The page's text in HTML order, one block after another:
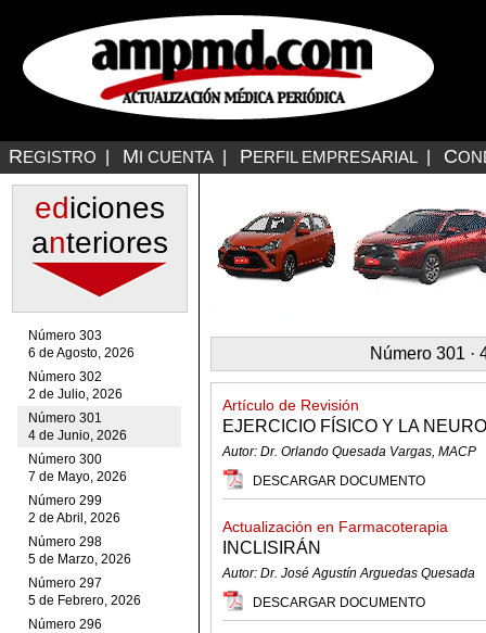
REGISTRO MI CUENTA PERFIL EMPRESARIAL C
ediciones
anteriores
Número 303
6 de Agosto, 2026
Número 302
2 de Julio, 2026
Número 301
4 de Junio, 2026
Número 300
7 de Mayo, 2026
Número 299
2 de Abril, 2026
Número 298
5 de Marzo, 2026
Número 297
5 de Febrero, 2026
Número 296
Número 301 ·
Artículo de Revisión
EJERCICIO FÍSICO Y LA
Autor: Dr. Orlando Quesada Vargas, MACP
DESCARGAR DOCUMENTO
Actualización en Farmacoterapia
INCLISIRÁN
Autor: Dr. José Agustín Arguedas Quesada
DESCARGAR DOCUMENTO